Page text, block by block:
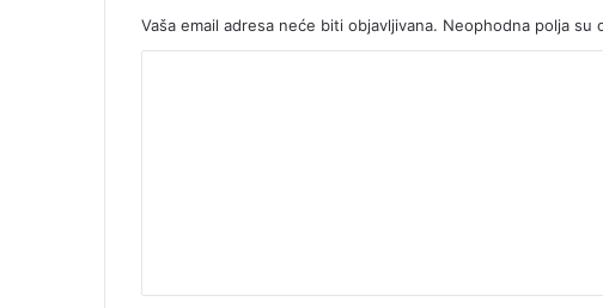
Vaša email adresa neće biti objavljivana. Neophodna polja su